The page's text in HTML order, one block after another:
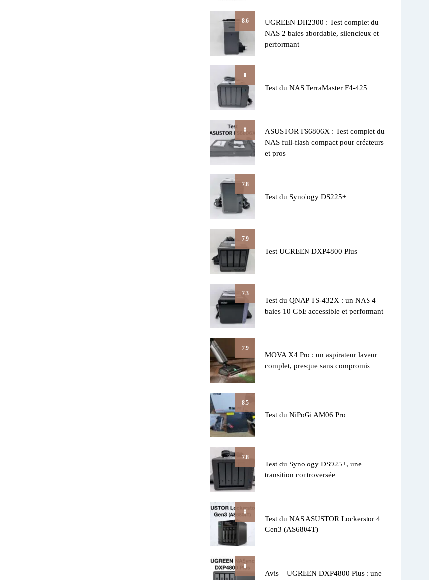
8.6
UGREEN DH2300 : Test complet du
NAS 2 baies abordable, silencieux et
performant
8
Test du NAS TerraMaster F4-425
8
ASUSTOR FS6806X : Test complet du
NAS full-flash compact pour créateurs
et pros
7.8
Test du Synology DS225+
7.9
Test UGREEN DXP4800 Plus
7.3
Test du QNAP TS-432X : un NAS 4
baies 10 GbE accessible et performant
7.9
MOVA X4 Pro : un aspirateur laveur
complet, presque sans compromis
8.5
Test du NiPoGi AM06 Pro
7.8
Test du Synology DS925+, une
transition controversée
8
Test du NAS ASUSTOR Lockerstor 4
Gen3 (AS6804T)
8
Avis – UGREEN DXP4800 Plus : une